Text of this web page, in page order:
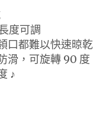
度可調
口都難以快速晾乾
滑，可旋轉 90 度
♪